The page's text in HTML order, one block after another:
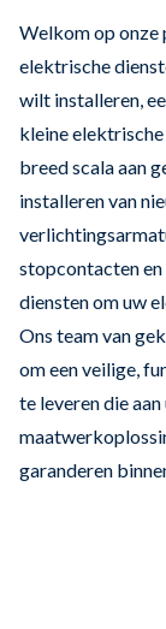
Welkom op onze
elektrische
wilt installeren,
kleine
breed scala aan
installeren van
stopcontacten en
diensten om uw
Ons team van
om een veilige,
te leveren die
garanderen